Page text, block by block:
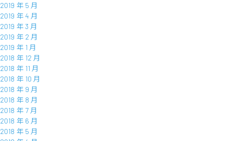
2019 年 5 月
2019 年 4 月
2019 年 3 月
2019 年 2 月
2019 年 1 月
2018 年 12 月
2018 年 11 月
2018 年 10 月
2018 年 9 月
2018 年 8 月
2018 年 7 月
2018 年 6 月
2018 年 5 月